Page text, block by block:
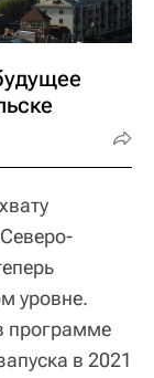
уровне.
программе
в 2021